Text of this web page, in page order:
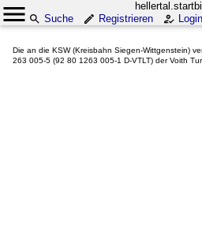
Suche
Registrieren Login
Die an die KSW (Kreisbahn Siegen-Wittgenstein)
263 005-5 (92 80 1263 005-1 D-VTLT) der Voith